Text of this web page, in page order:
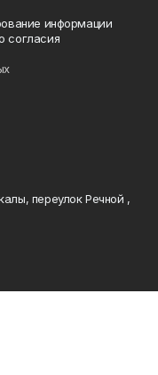
информации
согласия
переулок Речной ,